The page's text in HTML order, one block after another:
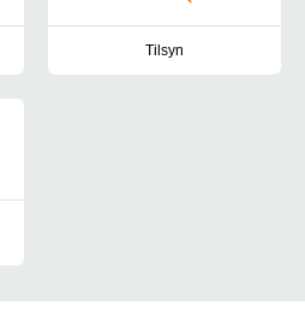
Tilsyn